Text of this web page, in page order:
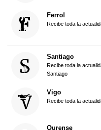
Ferrol
Recibe toda la
Santiago
Recibe toda la
Santiago
Vigo
Recibe toda la
Ourense